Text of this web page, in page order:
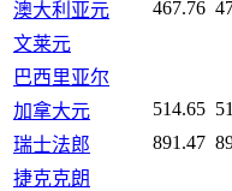
澳大利亚元 467.76
文莱元
巴西里亚尔
加拿大元
514.65
瑞士法郎
891.47
捷克克朗